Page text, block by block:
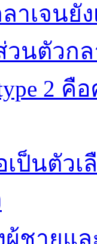
าเจนยั
นตัวก
2
ป็นตัว
ผู้ชายแ